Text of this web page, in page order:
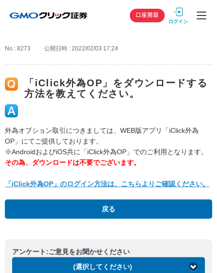
GMOクリック
口座開設
No : 8273 公開日時 : 2022/02/03 17:24
「iClick外為OP」をダウンロードする
方法を教えてください。
外為オプション取引につきましては、WEB版アプリ「iClick外為
OP」にてご提供しております。
※AndroidおよびiOS共に「iClick外為OP」でのご利用となります。
その為、ダウンロードは不要でございます。
「iClick外為OP」のログイン方法は、こちらよりご確認ください。
戻る
アンケート:ご意見をお聞かせください
(選択してください)